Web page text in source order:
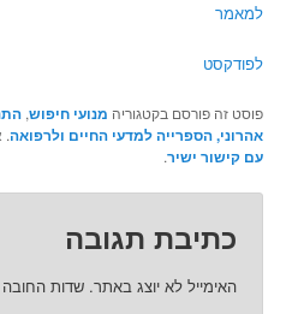
למאמר
לפודקסט
פוסט זה פורסם בקטגוריה מנועי חיפוש,
אהרוני, הספרייה למדעי החיים ולרפואה.
עם קישור ישיר.
כתיבת תגובה
האימייל לא יוצג באתר. שדות